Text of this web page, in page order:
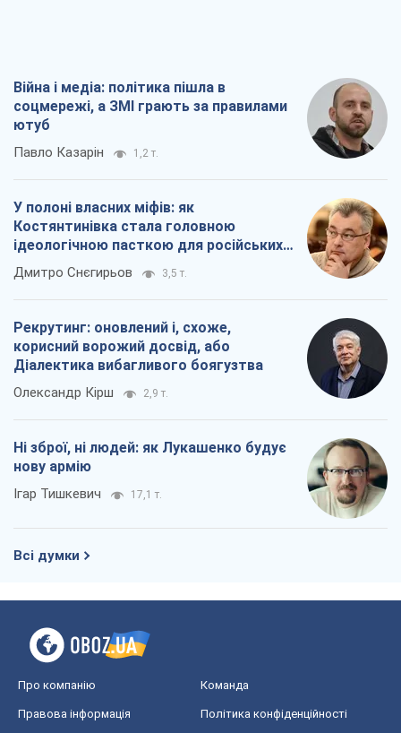
Війна і медіа: політика пішла в
соцмережі, а ЗМІ грають за правилами
ютуб
Павло Казарін 1,2 т.
У полоні власних міфів: як
Костянтинівка стала головною
ідеологічною пасткою для російських
окупантів
Дмитро Снєгирьов 3,5 т.
Рекрутинг: оновлений і, схоже,
корисний ворожий досвід, або
Діалектика вибагливого боягузтва
Олександр Кірш 2,9 т.
Ні зброї, ні людей: як Лукашенко будує
нову армію
Ігар Тишкевич 17,1 т.
Всі думки
Про компанію Команда
Правова інформація Політика конфіденційності